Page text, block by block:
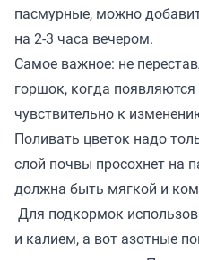
пасмурные, можно
на 2-3 часа вечером.
Самое важное: не
горшок, когда
чувствительно к
Поливать цветок надо
слой почвы просохнет на
должна быть мягкой и
Для подкормок
и калием, а вот азотные